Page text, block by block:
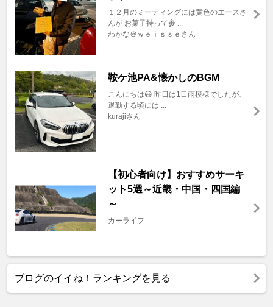
１２月のミーティングには黄色のエースさ
んが お菓子持って参 ...
わかな＠ｗｅｉｓｓｅさん
鞍ケ池PA&懐かしのBGM
こんにちは😃 昨日は1日雨模様でしたが、
退勤する頃には ...
kurajiさん
【初心者向け】おすすめサーキ
ット5選～近畿・中国・四国編
～
カーライフ
ブログのイイね！ランキングを見る